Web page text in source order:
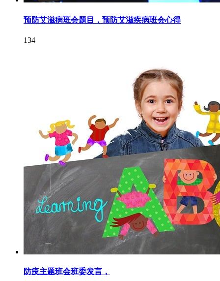
预防艾滋病班会题目，预防艾滋疾病班会心得
134
防疫主题班会班委发言，